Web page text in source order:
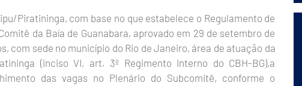
Piratininga, com base no que estabelece o Regulamento de
da Baía de Guanabara, aprovado em 29 de setembro de
com sede no município do Rio de Janeiro, área de atuação da
(inciso VI, art. 3º Regimento Interno do CBH-BG),a
das vagas no Plenário do Subcomitê, conforme o